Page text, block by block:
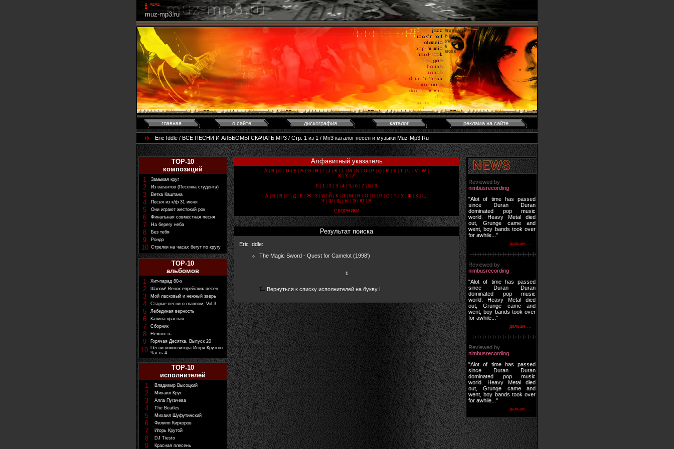
muz-mp3.ru
главная о сайте дискография каталог реклама на сайте
Eric Iddle / ВСЕ ПЕСНИ И АЛЬБОМЫ СКАЧАТЬ MP3 / Стр. 1 из 1 / Мп3 каталог песен и музыки Muz-Mp3.Ru
TOP-10
композиций
1
Замыкая круг
2 Из вагантов (Песенка студента)
3 Ветка Каштана
4 Песня из к/ф 31 июня
5 Они играют жестокий рок
6 Финальная совместная песня
7 На берегу неба
8 Без тебя
9 Рондо
10 Стрелки на часах бегут по кругу
TOP-10
альбомов
1
Хит-парад 80-х
2 Шалом! Венок еврейских песен
3 Мой ласковый и нежный зверь
4 Старые песни о главном, Vol.3
5 Лебединая верность
6 Калина красная
7 Сборник
8 Нежность
9 Горячая Десятка. Выпуск 20
10 Песни композитора Игоря Крутого.
Часть 4
TOP-10
исполнителей
1
Владимир Высоцкий
2 Михаил Круг
3 Алла Пугачева
4 The Beatles
5 Михаил Шуфутинский
6 Филипп Киркоров
7 Игорь Крутой
8 DJ Tiesto
9 Красная плесень
Алфавитный указатель
A B C D E F G H J K L M N O P Q R S T U V W
X
Y
Z
0
1 2 3 4 5 6 7 8
9
А| Б| В| Г| Д| Е| Ж| З| И Й К| Л М Н О| П Р| С Т| У| Ф| Х| Ц|
Ч
Ш Щ Ы Э| Ю
Я
СБОРНИКИ
Результат поиска
Eric Iddle:
The Magic Sword - Quest for Camelot (1998')
1
Вернуться к списку исполнителей на букву I
Reviewed by
nimbusrecording
"Alot of time has passed
since Duran Duran
dominated pop music
world. Heavy Metal died
out, Grunge came and
went, boy bands took over
for awhile..."
дальше ...
Reviewed by
nimbusrecording
"Alot of time has passed
since Duran Duran
dominated pop music
world. Heavy Metal died
out, Grunge came and
went, boy bands took over
for awhile..."
дальше ...
Reviewed by
nimbusrecording
"Alot of time has passed
since Duran Duran
dominated pop music
world. Heavy Metal died
out, Grunge came and
went, boy bands took over
for awhile..."
дальше ...